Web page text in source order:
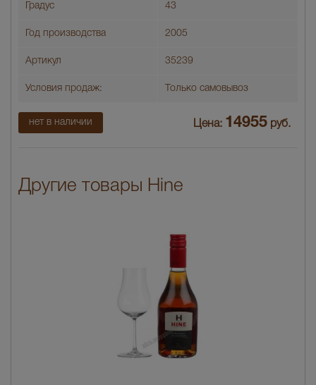
Градус 43
Год производства 2005
Артикул 35239
Условия продаж: Только самовывоз
нет в наличии Цена: 14955 руб.
Другие товары Hine